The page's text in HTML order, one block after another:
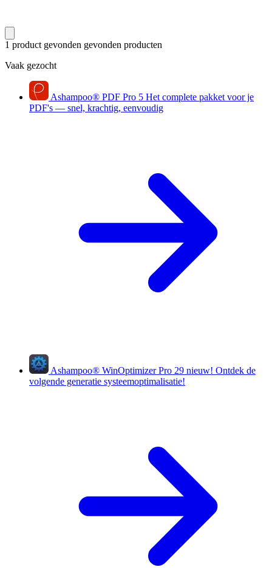
1 product gevonden gevonden producten
Vaak gezocht
Ashampoo® PDF Pro 5 Het complete pakket voor je
PDF's — snel, krachtig, eenvoudig
Ashampoo® WinOptimizer Pro 29 nieuw! Ontdek de
volgende generatie systeemoptimalisatie!